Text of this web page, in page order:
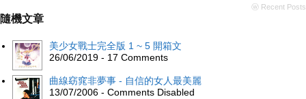
ⓦ Recent Posts
隨機文章
美少女戰士完全版 1 ~ 5 開箱文
26/06/2019 - 17 Comments
曲線窈窕非夢事 - 自信的女人最美麗
13/07/2006 - Comments Disabled